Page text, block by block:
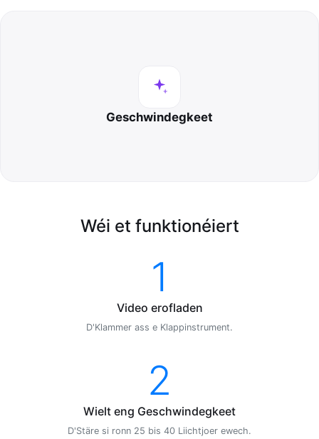
Geschwindegkeet
Wéi et funktionéiert
1
Video erofladen
D'Klammer ass e Klappinstrument.
2
Wielt eng Geschwindegkeet
D'Stäre si ronn 25 bis 40 Liichtjoer ewech.